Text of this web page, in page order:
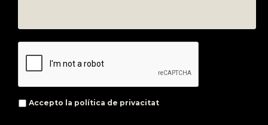
Accepto la política de privacitat